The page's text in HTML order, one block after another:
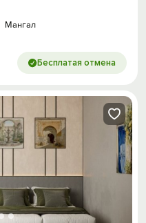
Мангал
Бесплатая отмена